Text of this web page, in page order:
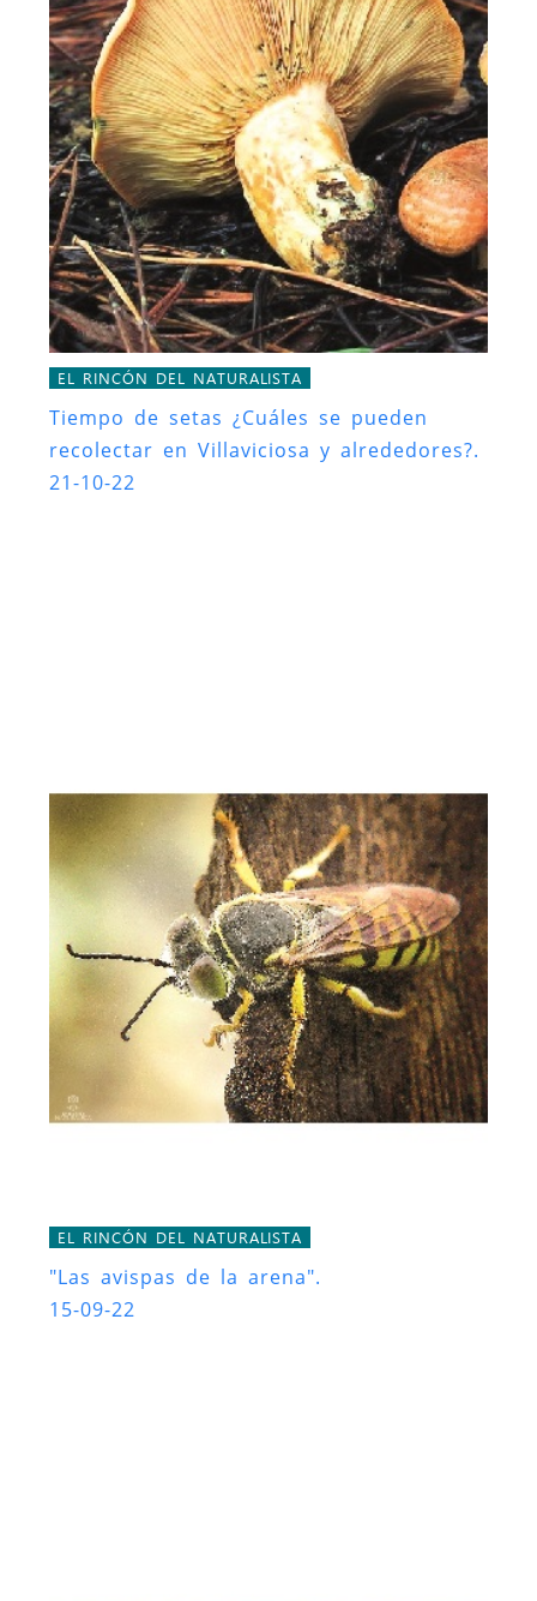
EL RINCÓN DEL NATURALISTA
Tiempo de setas ¿Cuáles se pueden
recolectar en Villaviciosa y alrededores?.
21-10-22
EL RINCÓN DEL NATURALISTA
"Las avispas de la arena".
15-09-22